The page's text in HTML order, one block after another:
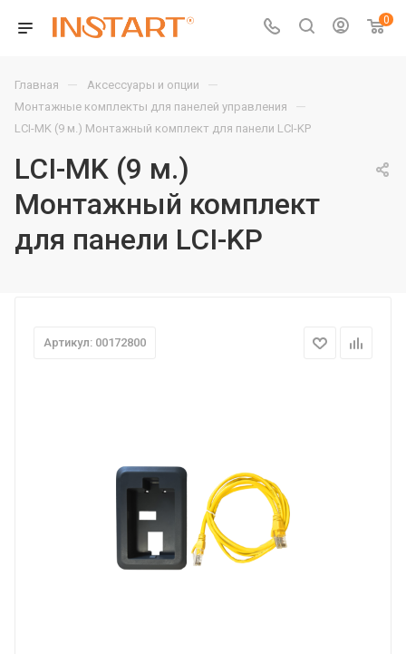
0
Главная — Аксессуары и опции —
Монтажные комплекты для панелей управления —
LCI-MK (9 м.) Монтажный комплект для панели LCI-KP
LCI-MK (9 м.)
Монтажный комплект
для панели LCI-KP
Артикул: 00172800